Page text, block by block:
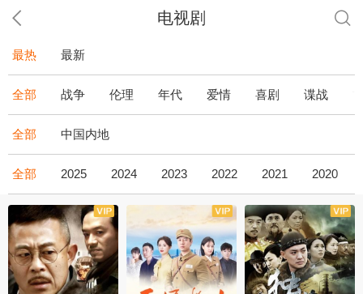
电视剧
最热 最新
全部 战争 伦理 年代 爱情 喜剧 谍战
全部 中国内地
全部 2025 2024 2023 2022 2021 2020
全43集 全36集 全34集